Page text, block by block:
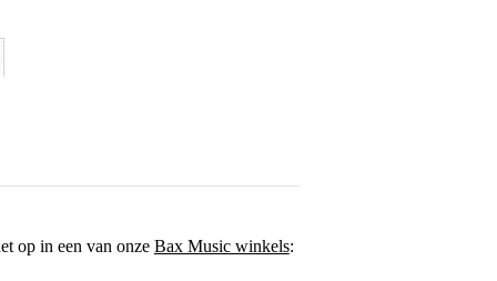
op in een van onze Bax Music winkels: